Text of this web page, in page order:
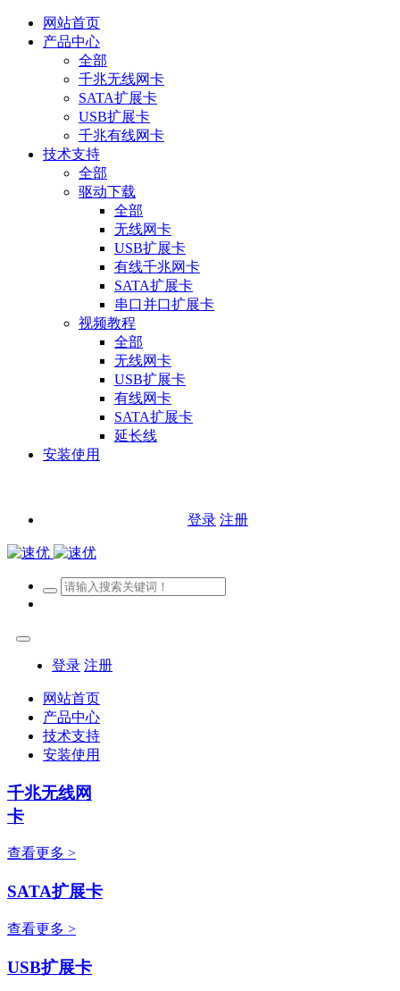
网站首页
产品中心
全部
千兆无线网卡
SATA扩展卡
USB扩展卡
千兆有线网卡
技术支持
全部
驱动下载
全部
无线网卡
USB扩展卡
有线千兆网卡
SATA扩展卡
串口并口扩展卡
视频教程
全部
无线网卡
USB扩展卡
有线网卡
SATA扩展卡
延长线
安装使用
登录 注册
登录 注册
网站首页
产品中心
技术支持
安装使用
千兆无线网
卡
查看更多 >
SATA扩展卡
查看更多 >
USB扩展卡